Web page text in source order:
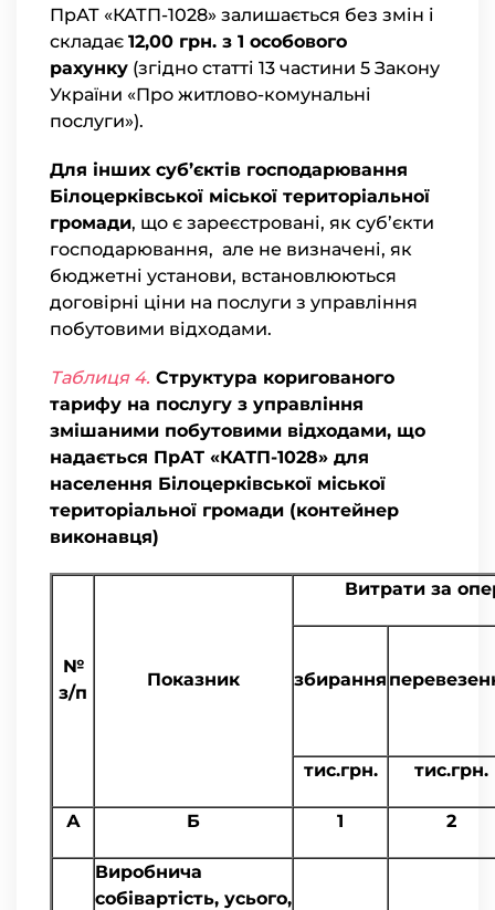
ПрАТ «КАТП-1028» залишається без змін і
складає 12,00 грн. з 1 особового
рахунку (згідно статті 13 частини 5 Закону
України «Про житлово-комунальні
послуги»).
Для інших суб’єктів господарювання
Білоцерківської міської територіальної
громади, що є зареєстровані, як суб’єкти
господарювання, але не визначені, як
бюджетні установи, встановлюються
договірні ціни на послуги з управління
побутовими відходами.
Таблиця 4. Структура коригованого
тарифу на послугу з управління
змішаними побутовими відходами, що
надається ПрАТ «КАТП-1028» для
населення Білоцерківської міської
територіальної громади (контейнер
виконавця)
№
з/п
Показник
Витрати за
збирання
тис.грн. тис.грн.
А Б 1 2
Виробнича
собівартість, усього,